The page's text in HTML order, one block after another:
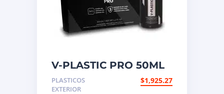
V-PLASTIC PRO 50ML
PLASTICOS
EXTERIOR
$1,925.27